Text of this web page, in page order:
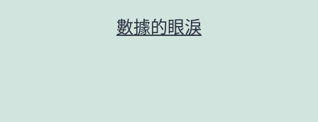
數據的眼淚